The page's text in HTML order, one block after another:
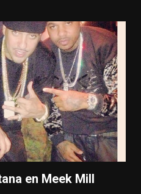
en Meek Mill